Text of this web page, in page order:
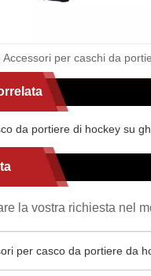
Accessori per caschi da
da portiere di hockey su
la vostra richiesta nel